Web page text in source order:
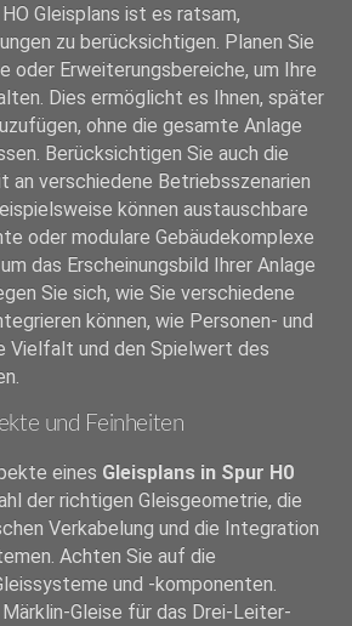
Gleisplans ist es ratsam,
zu berücksichtigen. Planen Sie
oder Erweiterungsbereiche, um Ihre
Dies ermöglicht es Ihnen, später
ohne die gesamte Anlage
Berücksichtigen Sie auch die
an verschiedene Betriebsszenarien
können austauschbare
oder modulare Gebäudekomplexe
das Erscheinungsbild Ihrer Anlage
Sie sich, wie Sie verschiedene
können, wie Personen- und
Vielfalt und den Spielwert des
und Feinheiten
eines Gleisplans in Spur H0
der richtigen Gleisgeometrie, die
Verkabelung und die Integration
Achten Sie auf die
und -komponenten.
Gleise für das Drei-Leiter-